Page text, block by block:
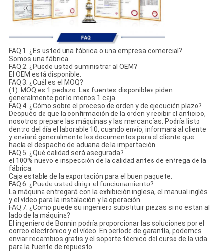
FAQ 1. ¿Es usted una fábrica o una empresa comercial?
Somos una fábrica.
FAQ 2. ¿Puede usted suministrar al OEM?
El OEM está disponible.
FAQ 3. ¿Cuál es el MOQ?
(1). MOQ es 1 pedazo. Las fuentes disponibles piden
generalmente por lo menos 1 caja.
FAQ 4. ¿Cómo sobre el proceso de orden y de ejecución plazo?
Después de que la confirmación de la orden y recibir el anticipo,
nosotros prepare las máquinas y las mercancías. Podría listo
dentro del día el laborable 10, cuando envío, informará al cliente
y enviará generalmente los documentos para el cliente que
hacía el despacho de aduana de la importación.
FAQ 5. ¿Qué calidad será asegurada?
el 100% nuevo e inspección de la calidad antes de entrega de la
fábrica.
Caja estable de la exportación para el buen paquete.
FAQ 6. ¿Puede usted dirigir el funcionamiento?
La máquina entregará con la exhibición inglesa, el manual inglés
y el vídeo para la instalación y la operación.
FAQ 7. ¿Cómo puede su ingeniero substituir piezas si no están al
lado de la máquina?
El ingeniero de Bonnin podría proporcionar las soluciones por el
correo electrónico y el vídeo. En período de garantía, podemos
enviar recambios gratis y el soporte técnico del curso de la vida
para la fuente de repuesto.